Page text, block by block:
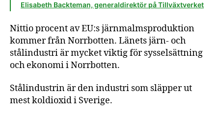
Elisabeth Backteman, generaldirektör på Tillväxtverket
Nittio procent av EU:s järnmalmsproduktion
kommer från Norrbotten. Länets järn- och
stålindustri är mycket viktig för sysselsättning
och ekonomi i Norrbotten.
Stålindustrin är den industri som släpper ut
mest koldioxid i Sverige.